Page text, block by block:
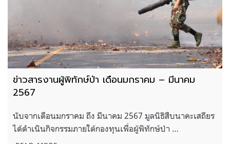
ข่าวสารงานผู้พิทักษ์ป่า เดือนมกราคม – มีนาคม
2567
นับจากเดือนมกราคม ถึง มีนาคม 2567 มูลนิธิสืบนาคะเสถียร
ได้ดำเนินกิจกรรมภายใต้กองทุนเพื่อผู้พิทักษ์ป่า …